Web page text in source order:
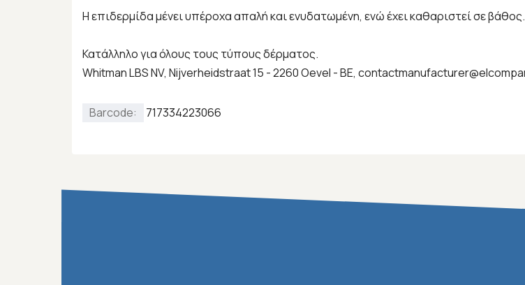
Η επιδερμίδα μένει υπέροχα απαλή και ενυδατωμένη, ενώ έχει καθαριστεί σε βάθος.
Κατάλληλο για όλους τους τύπους δέρματος.
Whitman LBS NV, Nijverheidstraat 15 - 2260 Oevel - BE,
Barcode: 717334223066